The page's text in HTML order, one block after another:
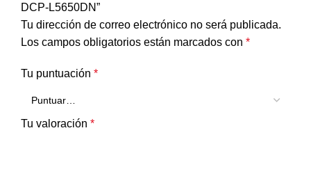
DCP-L5650DN”
Tu dirección de correo electrónico no será publicada.
Los campos obligatorios están marcados con *
Tu puntuación *
Tu valoración *